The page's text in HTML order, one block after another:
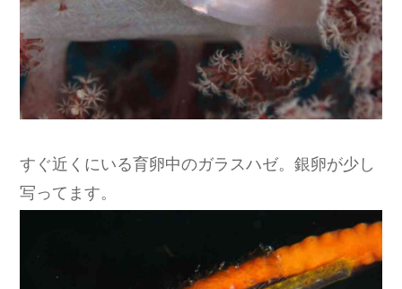
すぐ近くにいる育卵中のガラスハゼ。銀卵が少し
写ってます。